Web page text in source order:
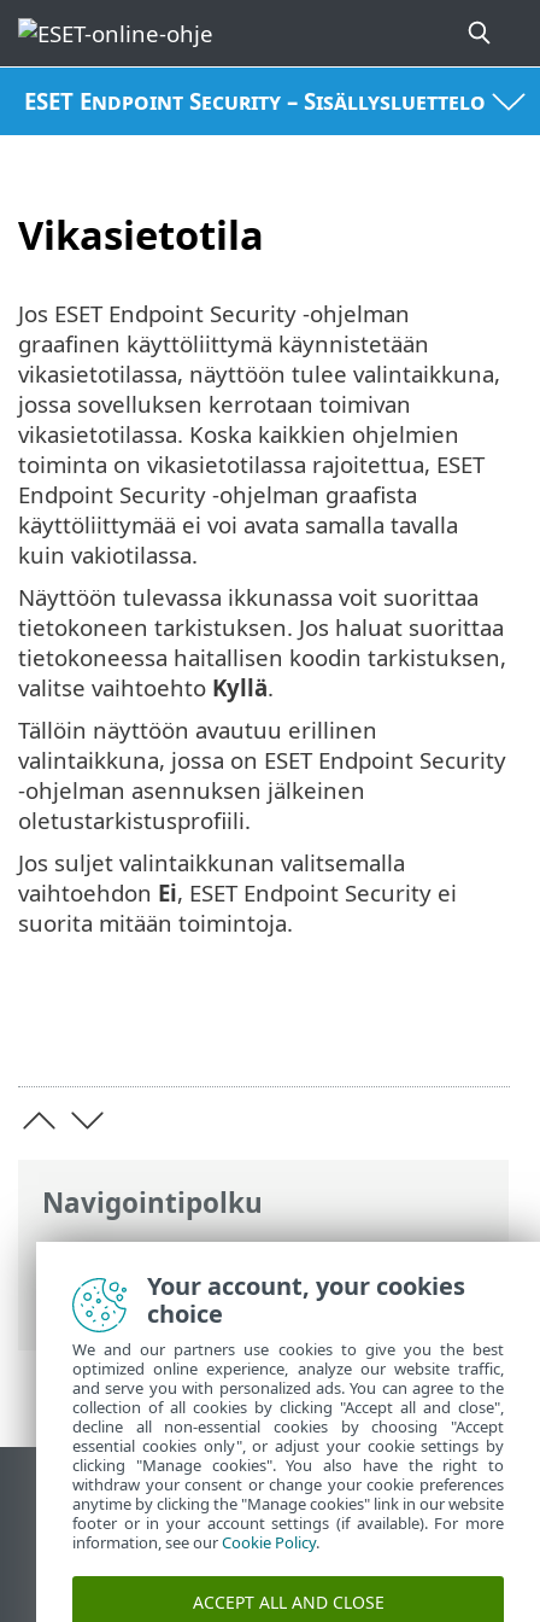
ESET Endpoint Security – Sisällysluettelo
Vikasietotila
Navigointipolku
ESET-online-ohje>ESET Endpoint
Security >Lisäasetukset>Käyttöliittymä
> Valintaikkunat > Vikasietotila
Jos ESET Endpoint Security -ohjelman
graafinen käyttöliittymä käynnistetään
vikasietotilassa, näyttöön tulee valintaikkuna,
jossa sovelluksen kerrotaan toimivan
vikasietotilassa. Koska kaikkien ohjelmien
toiminta on vikasietotilassa rajoitettua, ESET
Endpoint Security -ohjelman graafista
käyttöliittymää ei voi avata samalla tavalla
kuin vakiotilassa.
Näyttöön tulevassa ikkunassa voit suorittaa
tietokoneen tarkistuksen. Jos haluat suorittaa
tietokoneessa haitallisen koodin tarkistuksen,
valitse vaihtoehto Kyllä.
Tällöin näyttöön avautuu erillinen
valintaikkuna, jossa on ESET Endpoint Security
-ohjelman asennuksen jälkeinen
oletustarkistusprofiili.
Jos suljet valintaikkunan valitsemalla
vaihtoehdon Ei, ESET Endpoint Security ei
suorita mitään toimintoja.
Näytä tietokonesivusto
End of Life
ESET-tietämyskanta
ESET-foorumi
Your account, your cookies
choice
We and our partners use cookies to give you the best
optimized online experience, analyze our website traffic,
and serve you with personalized ads. You can agree to the
collection of all cookies by clicking "Accept all and close",
decline all non-essential cookies by choosing "Accept
essential cookies only", or adjust your cookie settings by
clicking "Manage cookies". You also have the right to
withdraw your consent or change your cookie preferences
anytime by clicking the "Manage cookies" link in our website
footer or in your account settings (if available). For more
information, see ourCookie Policy.
ACCEPT ALL AND CLOSE